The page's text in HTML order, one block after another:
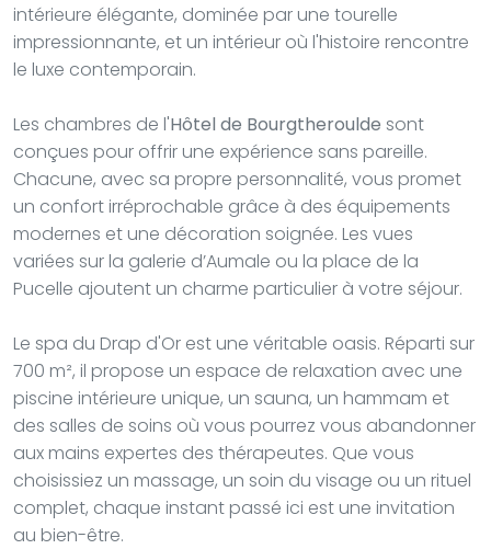
intérieure élégante, dominée par une tourelle
impressionnante, et un intérieur où l'histoire rencontre
le luxe contemporain.
Les chambres de l'Hôtel de Bourgtheroulde sont
conçues pour offrir une expérience sans pareille.
Chacune, avec sa propre personnalité, vous promet
un confort irréprochable grâce à des équipements
modernes et une décoration soignée. Les vues
variées sur la galerie d’Aumale ou la place de la
Pucelle ajoutent un charme particulier à votre séjour.
Le spa du Drap d'Or est une véritable oasis. Réparti sur
700 m², il propose un espace de relaxation avec une
piscine intérieure unique, un sauna, un hammam et
des salles de soins où vous pourrez vous abandonner
aux mains expertes des thérapeutes. Que vous
choisissiez un massage, un soin du visage ou un rituel
complet, chaque instant passé ici est une invitation
au bien-être.